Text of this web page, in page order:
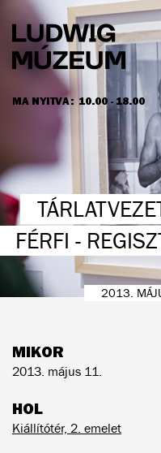
tartalomra
MA NYITVA: 10.00 - 18.00
NYITVATARTÁS ÉS JEGYÁRAK
FÉRFI -
2013.
MIKOR
2013. május 11.
HOL
Kiállítótér, 2. emelet